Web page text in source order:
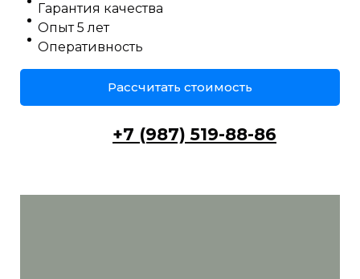
Гарантия качества
Опыт 5 лет
Оперативность
Рассчитать стоимость
+7 (987) 519-88-86